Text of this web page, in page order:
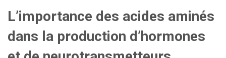
L’importance des acides aminés
dans la production d’hormones